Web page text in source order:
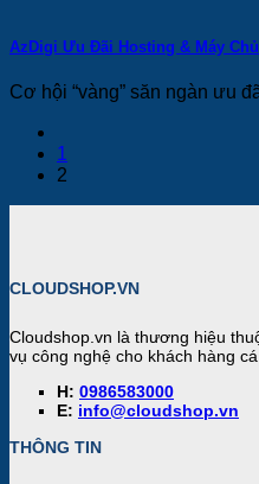
AzDigi Ưu Đãi Hosting & Máy
Cơ hội “vàng” săn ngàn ưu
1
2
CLOUDSHOP.VN
Cloudshop.vn là thương hiệu
vụ công nghệ cho khách hàng
H: 0986583000
E: info@cloudshop.vn
THÔNG TIN